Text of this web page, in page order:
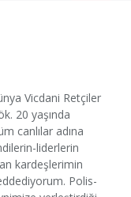
Vicdani Retçiler
20 yaşında
canlılar adına
liderlerin
kardeşlerimin
Polis-